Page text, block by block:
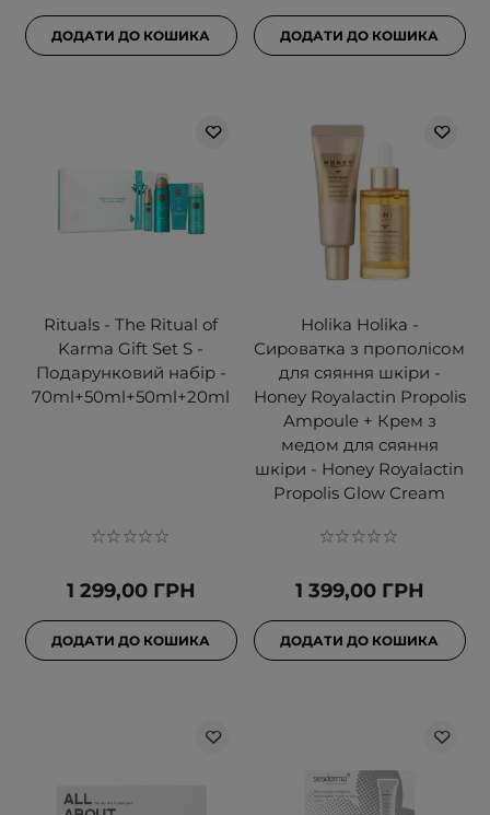
ДОДАТИ ДО КОШИКА ДОДАТИ ДО КОШИКА
Rituals - The Ritual of
Karma Gift Set S -
Подарунковий набір -
70ml+50ml+50ml+20ml
1 299,00 ГРН
ДОДАТИ ДО КОШИКА
Holika Holika -
Сироватка з прополісом
для сяяння шкіри -
Honey Royalactin Propolis
Ampoule + Крем з
медом для сяяння
шкіри - Honey Royalactin
Propolis Glow Cream
1 399,00 ГРН
ДОДАТИ ДО КОШИКА